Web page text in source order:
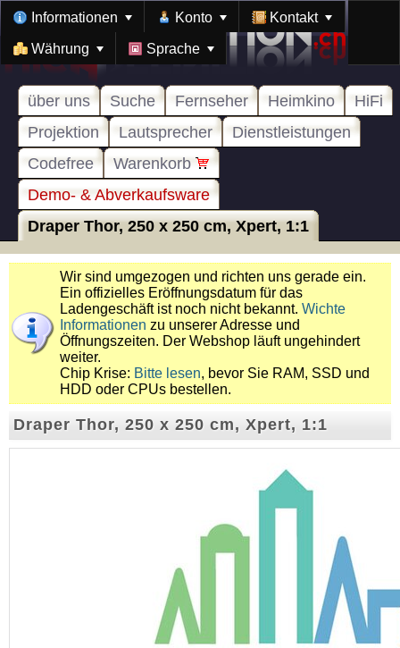
Informationen Konto Kontakt
Währung Sprache
über uns Suche Fernseher Heimkino
HiFi
Projektion
Lautsprecher
Dienstleistungen
Codefree
Warenkorb
Demo- & Abverkaufsware
Draper Thor, 250 x 250 cm, Xpert, 1:1
Wir sind umgezogen und richten uns gerade ein.
Ein offizielles Eröffnungsdatum für das
Ladengeschäft ist noch nicht bekannt. Wichte
Informationen zu unserer Adresse und
Öffnungszeiten. Der Webshop läuft ungehindert
weiter.
Chip Krise: Bitte lesen, bevor Sie RAM, SSD und
HDD oder CPUs bestellen.
Draper Thor, 250 x 250 cm, Xpert, 1:1